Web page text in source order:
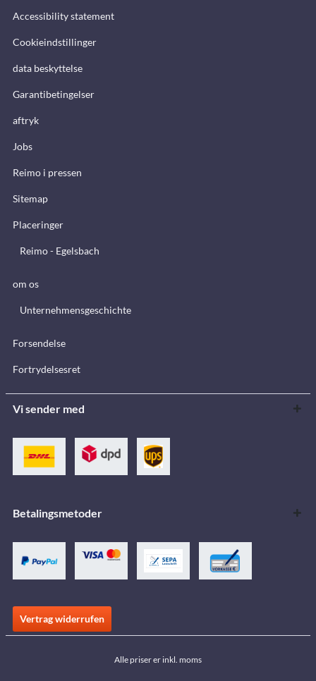
Accessibility statement
Cookieindstillinger
data beskyttelse
Garantibetingelser
aftryk
Jobs
Reimo i pressen
Sitemap
Placeringer
Reimo - Egelsbach
om os
Unternehmensgeschichte
Forsendelse
Fortrydelsesret
Vi sender med
Betalingsmetoder
Vertrag widerrufen
Alle priser er inkl. moms